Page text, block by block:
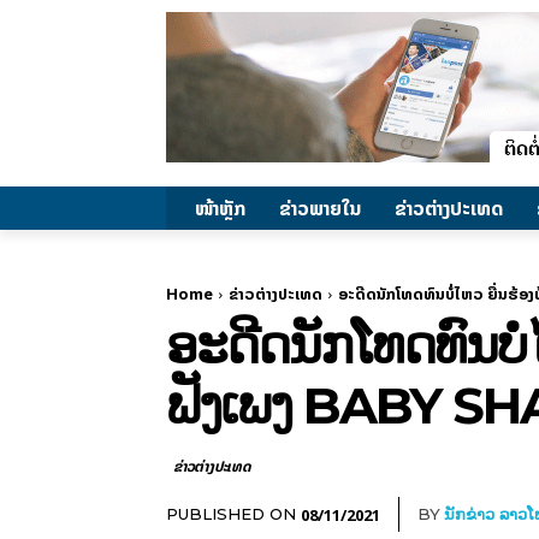
ໜ້າຫຼັກ ຂ່າວພາຍ​ໃນ ຂ່າວຕ່າງປະເທດ
Home ຂ່າວຕ່າງປະເທດ ອະດີດນັກໂທດທົນບໍ່ໄຫວ ຍື່ນຮ້ອງ
ອະດີດນັກໂທດທົນ
ຟັງເພງ BABY
ຂ່າວຕ່າງປະເທດ
PUBLISHED ON 08/11/2021 BYນັກຂ່າວ ລາວ